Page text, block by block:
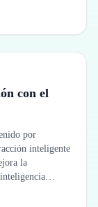
con el
por
inteligente
la